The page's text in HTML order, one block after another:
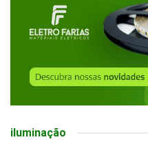
iluminação